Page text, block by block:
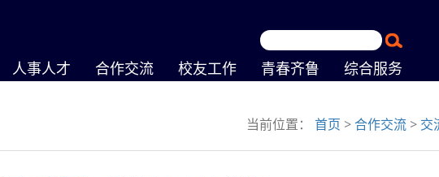
人事人才 合作交流 校友工作 青春齐鲁 综合服务
当前位置： 首页 >合作交流 > 交